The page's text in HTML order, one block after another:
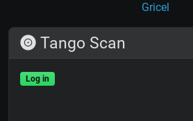
Gricel
Tango Scan
Log in